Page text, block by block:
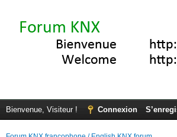
Bienvenue, Visiteur ! Connexion